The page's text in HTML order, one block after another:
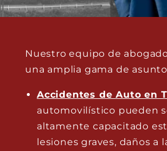
Nuestro equipo de
una amplia gama de
Accidentes de Auto en
automovilístico pueden
altamente capacitado
lesiones graves, daños a